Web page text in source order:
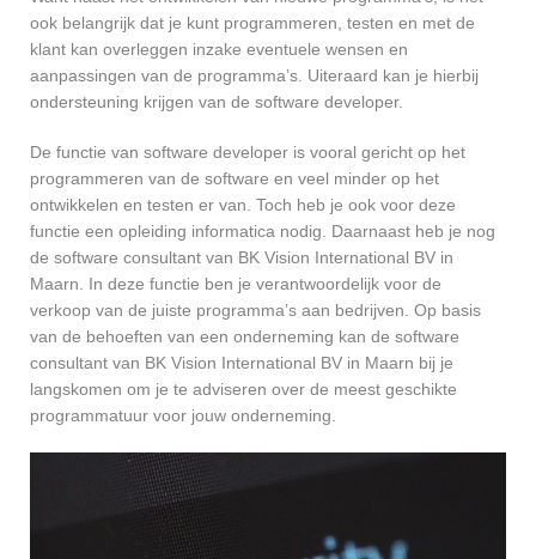
ook belangrijk dat je kunt programmeren, testen en met de
klant kan overleggen inzake eventuele wensen en
aanpassingen van de programma’s. Uiteraard kan je hierbij
ondersteuning krijgen van de software developer.
De functie van software developer is vooral gericht op het
programmeren van de software en veel minder op het
ontwikkelen en testen er van. Toch heb je ook voor deze
functie een opleiding informatica nodig. Daarnaast heb je nog
de software consultant van BK Vision International BV in
Maarn. In deze functie ben je verantwoordelijk voor de
verkoop van de juiste programma’s aan bedrijven. Op basis
van de behoeften van een onderneming kan de software
consultant van BK Vision International BV in Maarn bij je
langskomen om je te adviseren over de meest geschikte
programmatuur voor jouw onderneming.